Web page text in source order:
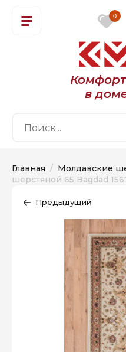
в
0
Главная
  /
Молдавские
шерстяной 65 Bagdad
Предыдущий